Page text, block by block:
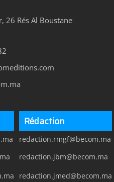
26 Rés Al Boustane
Rédaction
redaction.rmgf@becom.ma
redaction.jbm@becom.ma
redaction.jmed@becom.ma